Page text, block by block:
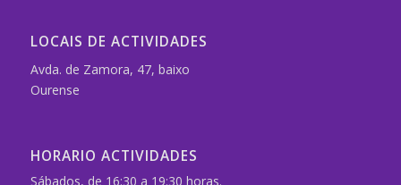
LOCAIS DE ACTIVIDADES
Avda. de Zamora, 47, baixo
Ourense
HORARIO ACTIVIDADES
Sábados, de 16:30 a 19:30 horas.